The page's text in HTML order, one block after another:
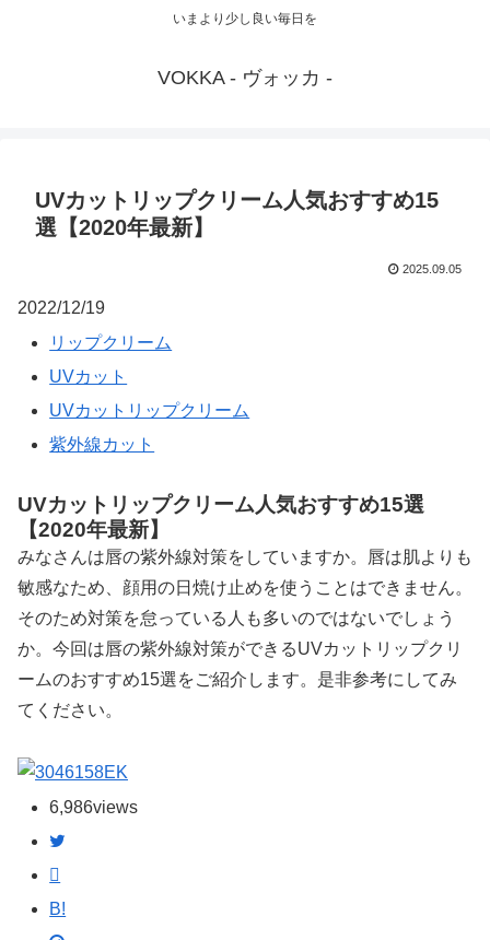
いまより少し良い毎日を
VOKKA - ヴォッカ -
UVカットリップクリーム人気おすすめ15
選【2020年最新】
2025.09.05
2022/12/19
リップクリーム
UVカット
UVカットリップクリーム
紫外線カット
UVカットリップクリーム人気おすすめ15選
【2020年最新】
みなさんは唇の紫外線対策をしていますか。唇は肌よりも
敏感なため、顔用の日焼け止めを使うことはできません。
そのため対策を怠っている人も多いのではないでしょう
か。今回は唇の紫外線対策ができるUVカットリップクリ
ームのおすすめ15選をご紹介します。是非参考にしてみ
てください。
EK
6,986views
B!